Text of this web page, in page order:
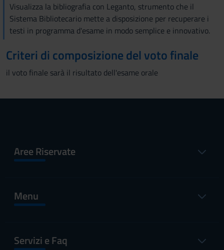
Visualizza la bibliografia con Leganto, strumento che il
Sistema Bibliotecario mette a disposizione per recuperare i
testi in programma d'esame in modo semplice e innovativo.
Criteri di composizione del voto finale
il voto finale sarà il risultato dell'esame orale
Aree Riservate
Menu
Servizi e Faq